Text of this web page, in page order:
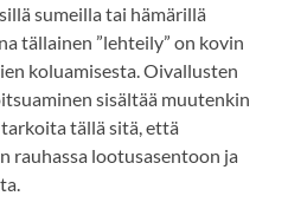
sumeilla tai hämärillä
tällainen ”lehteily” on kovin
koluamisesta. Oivallusten
sisältää muutenkin
tällä sitä, että
rauhassa lootusasentoon ja